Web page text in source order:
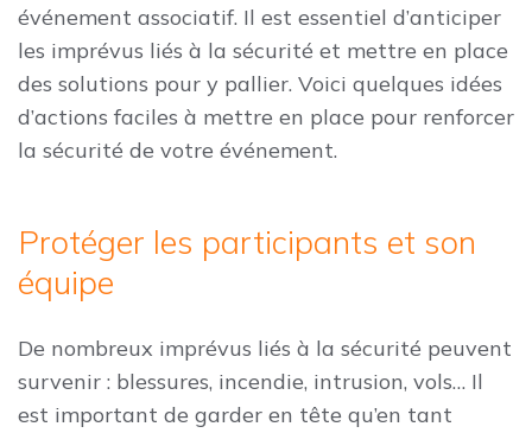
événement associatif. Il est essentiel d’anticiper
les imprévus liés à la sécurité et mettre en place
des solutions pour y pallier. Voici quelques idées
d’actions faciles à mettre en place pour renforcer
la sécurité de votre événement.
Protéger les participants et son
équipe
De nombreux imprévus liés à la sécurité peuvent
survenir : blessures, incendie, intrusion, vols… Il
est important de garder en tête qu’en tant